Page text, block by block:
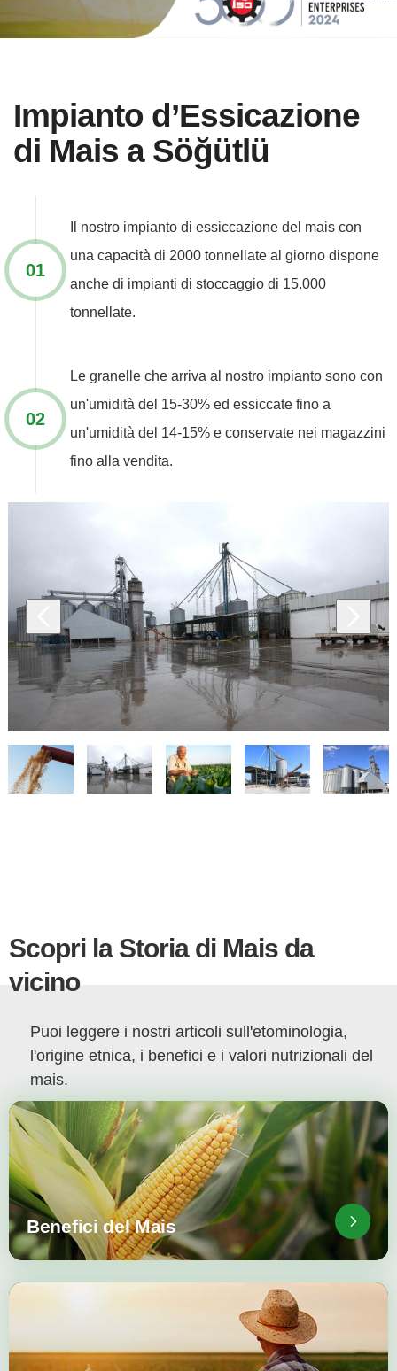
Impianto d’Essicazione
di Mais a Söğütlü
Il nostro impianto di essiccazione del mais con
una capacità di 2000 tonnellate al giorno dispone
anche di impianti di stoccaggio di 15.000
tonnellate.
Le granelle che arriva al nostro impianto sono con
un'umidità del 15-30% ed essiccate fino a
un'umidità del 14-15% e conservate nei magazzini
fino alla vendita.
Scopri la Storia di Mais da
vicino
Puoi leggere i nostri articoli sull'etominologia,
l'origine etnica, i benefici e i valori nutrizionali del
mais.
Benefici del Mais